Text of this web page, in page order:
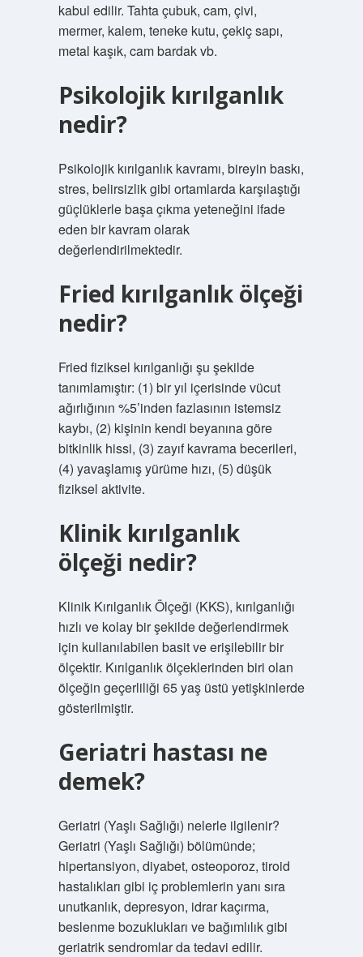
kabul edilir. Tahta çubuk, cam, çivi,
mermer, kalem, teneke kutu, çekiç sapı,
metal kaşık, cam bardak vb.
Psikolojik kırılganlık
nedir?
Psikolojik kırılganlık kavramı, bireyin baskı,
stres, belirsizlik gibi ortamlarda karşılaştığı
güçlüklerle başa çıkma yeteneğini ifade
eden bir kavram olarak
değerlendirilmektedir.
Fried kırılganlık ölçeği
nedir?
Fried fiziksel kırılganlığı şu şekilde
tanımlamıştır: (1) bir yıl içerisinde vücut
ağırlığının %5’inden fazlasının istemsiz
kaybı, (2) kişinin kendi beyanına göre
bitkinlik hissi, (3) zayıf kavrama becerileri,
(4) yavaşlamış yürüme hızı, (5) düşük
fiziksel aktivite.
Klinik kırılganlık
ölçeği nedir?
Klinik Kırılganlık Ölçeği (KKS), kırılganlığı
hızlı ve kolay bir şekilde değerlendirmek
için kullanılabilen basit ve erişilebilir bir
ölçektir. Kırılganlık ölçeklerinden biri olan
ölçeğin geçerliliği 65 yaş üstü yetişkinlerde
gösterilmiştir.
Geriatri hastası ne
demek?
Geriatri (Yaşlı Sağlığı) nelerle ilgilenir?
Geriatri (Yaşlı Sağlığı) bölümünde;
hipertansiyon, diyabet, osteoporoz, tiroid
hastalıkları gibi iç problemlerin yanı sıra
unutkanlık, depresyon, idrar kaçırma,
beslenme bozuklukları ve bağımlılık gibi
geriatrik sendromlar da tedavi edilir.